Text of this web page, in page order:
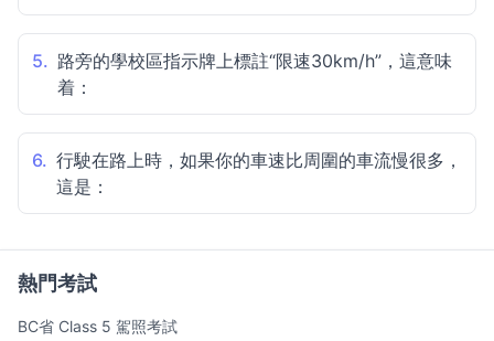
5. 路旁的學校區指示牌上標註“限速30km/h”，這意味
着：
6. 行駛在路上時，如果你的車速比周圍的車流慢很多，
這是：
熱門考試
BC省 Class 5 駕照考試